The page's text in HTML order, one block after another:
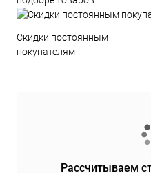
Скидки постоянным
покупателям
Рассчитываем